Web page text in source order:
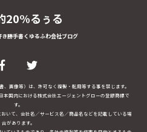
20%るぅる
勝手書くゆるふわ会社ブログ
画像等）は、許可なく複製・転用等する事を禁じます。
本国内における株式会社エージェントグローの登録商標で
す。
いて、会社名／サービス名／商品名などを記載している場
合があります。